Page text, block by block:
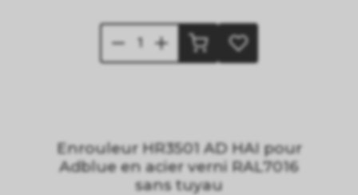
Enrouleur HR3501 AD HAI pour
Adblue en acier verni RAL7016
sans tuyau